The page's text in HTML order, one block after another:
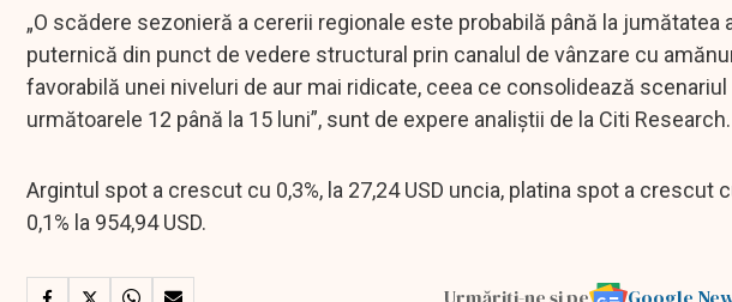
„O scădere sezonieră a cererii regionale este probabilă până la
puternică din punct de vedere structural prin canalul de vânzare cu
favorabilă unei niveluri de aur mai ridicate, ceea ce consolidează
următoarele 12 până la 15 luni”, sunt de expere analiștii de la Citi Research.
Argintul spot a crescut cu 0,3%, la 27,24 USD uncia, platina spot a crescut
0,1% la 954,94 USD.